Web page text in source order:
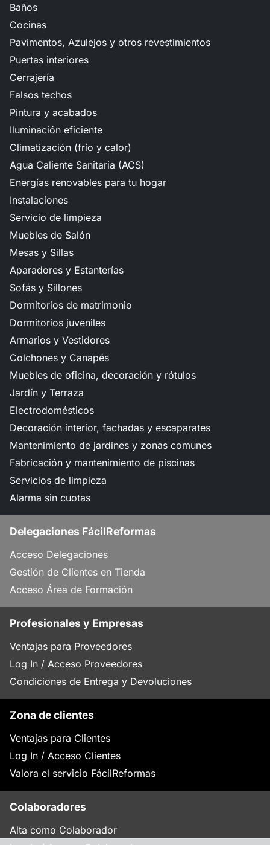
Baños
Cocinas
Pavimentos, Azulejos y otros revestimientos
Puertas interiores
Cerrajería
Falsos techos
Pintura y acabados
Iluminación eficiente
Climatización (frío y calor)
Agua Caliente Sanitaria (ACS)
Energías renovables para tu hogar
Instalaciones
Servicio de limpieza
Muebles de Salón
Mesas y Sillas
Aparadores y Estanterías
Sofás y Sillones
Dormitorios de matrimonio
Dormitorios juveniles
Armarios y Vestidores
Colchones y Canapés
Muebles de oficina, decoración y rótulos
Jardín y Terraza
Electrodomésticos
Decoración interior, fachadas y escaparates
Mantenimiento de jardines y zonas comunes
Fabricación y mantenimiento de piscinas
Servicios de limpieza
Alarma sin cuotas
Delegaciones FácilReformas
Acceso Delegaciones
Gestión de Clientes en Tienda
Acceso Área de Formación
Profesionales y Empresas
Ventajas para Proveedores
Log In / Acceso Proveedores
Condiciones de Entrega y Devoluciones
Zona de clientes
Ventajas para Clientes
Log In / Acceso Clientes
Valora el servicio FácilReformas
Colaboradores
Alta como Colaborador